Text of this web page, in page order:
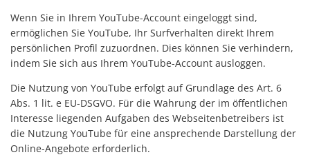
Wenn Sie in Ihrem YouTube-Account eingeloggt sind,
ermöglichen Sie YouTube, Ihr Surfverhalten direkt Ihrem
persönlichen Profil zuzuordnen. Dies können Sie verhindern,
indem Sie sich aus Ihrem YouTube-Account ausloggen.
Die Nutzung von YouTube erfolgt auf Grundlage des Art. 6
Abs. 1 lit. e EU-DSGVO. Für die Wahrung der im öffentlichen
Interesse liegenden Aufgaben des Webseitenbetreibers ist
die Nutzung YouTube für eine ansprechende Darstellung der
Online-Angebote erforderlich.